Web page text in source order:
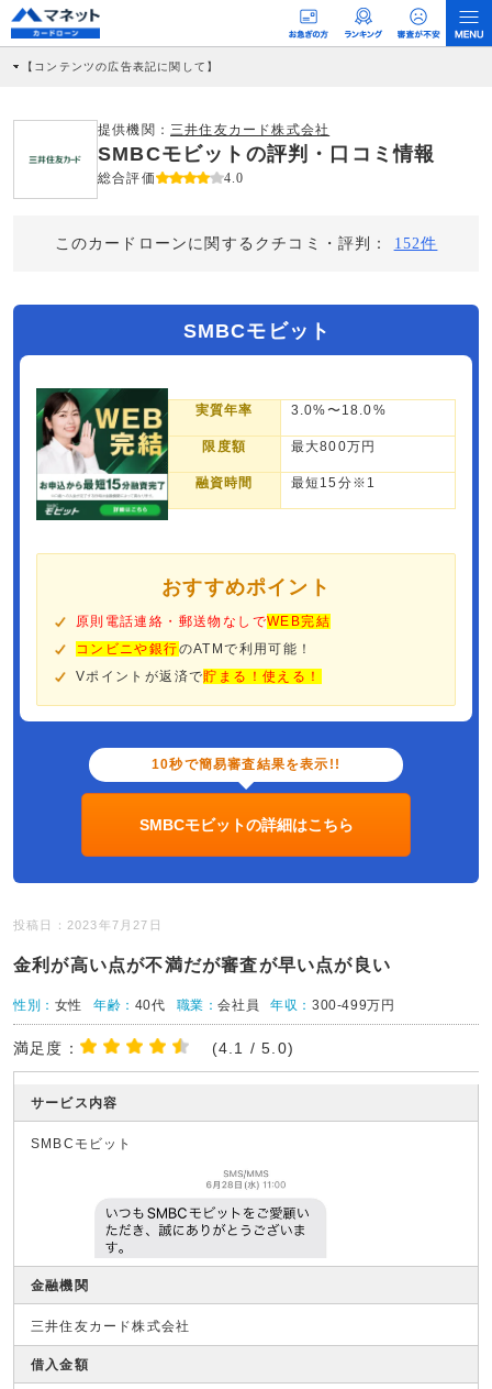
【コンテンツの広告表記に関して】
社に対して企業から紹介報酬が支払われるという収益モデルです。 ただし、特定の
商品を根拠なくPRするものではなく、当編集部の調査／ユーザーへの口コミ収集な
どに基づき、公平性を担保した情報提供を行っています。
提供機関： 三井住友カード株式会社
SMBCモビットの評判・口コミ情報
総合評価 4.0
このカードローンに関するクチコミ・評判： 152件
SMBCモビット
実質年率 3.0%〜18.0%
限度額 最大800万円
融資時間 最短15分※1
おすすめポイント
原則電話連絡・郵送物なしでWEB完結
コンビニや銀行のATMで利用可能！
Vポイントが返済で貯まる！使える！
10秒で簡易審査結果を表示!!
SMBCモビットの詳細はこちら
投稿日：2023年7月27日
金利が高い点が不満だが審査が早い点が良い
性別： 女性 年齢： 40代 職業：会社員 年収：300-499万円
満足度： (4.1 / 5.0)
サービス内容
SMBCモビット
金融機関
三井住友カード株式会社
借入金額